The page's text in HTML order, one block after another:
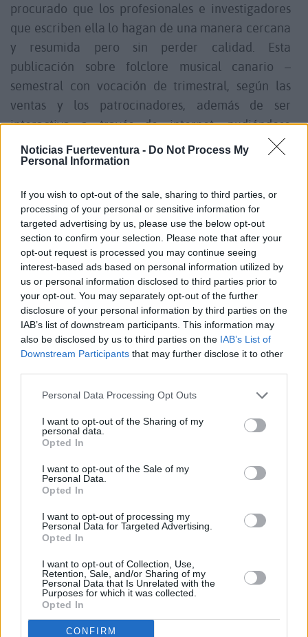
Noticias Fuerteventura - Do Not Process My
Personal Information
If you wish to opt-out of the sale, sharing to third parties, or
processing of your personal or sensitive information for
targeted advertising by us, please use the below opt-out
section to confirm your selection. Please note that after your
opt-out request is processed you may continue seeing
interest-based ads based on personal information utilized by
us or personal information disclosed to third parties prior to
your opt-out. You may separately opt-out of the further
disclosure of your personal information by third parties on the
IAB’s list of downstream participants. This information may
also be disclosed by us to third parties on the IAB’s List of
Downstream Participants that may further disclose it to other
Personal Data Processing Opt Outs
I want to opt-out of the Sharing of my
personal data.
Opted In
I want to opt-out of the Sale of my
Personal Data.
Opted In
I want to opt-out of processing my
Personal Data for Targeted Advertising.
Opted In
I want to opt-out of Collection, Use,
Retention, Sale, and/or Sharing of my
Personal Data that Is Unrelated with the
Purposes for which it was collected.
Opted In
CONFIRM
procurado que los profesionales e investigadores
que escriben ella lo hagan de una manera cercana
y resumida pero sin perder calidad. Esta
publicación sobre folclore musical canario –
semestral con vocación de trimestral, según las
ventas y los patrocinadores, además de ser
interactiva a través de internet, pudiéndose
descargar a través de ella material multimedia.
Fundación Canaria Los Sabandeños para continuar
con su labor de investigación y difusión de la
música folclórica canaria y latinoamericana. La
Casa-Museo es el patrimonio fundacional que
aportan. "Esto asegura la supervivencia del grupo,
ya que la Casa pasa a formar parte del pueblo
canario y de paso eliminamos las sospechas de
afán de lucro", cuenta Alonso.
Comentarios (0)
LO MÁS LEÍDO
golpe de calor en Fuerteventura
por 30 euros por trayecto
Vuelca una hormigonera en Lajares